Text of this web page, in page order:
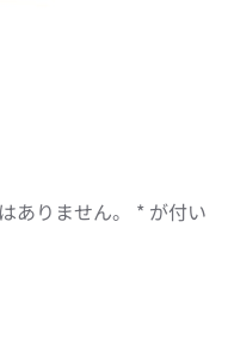
ありません。 * が付い